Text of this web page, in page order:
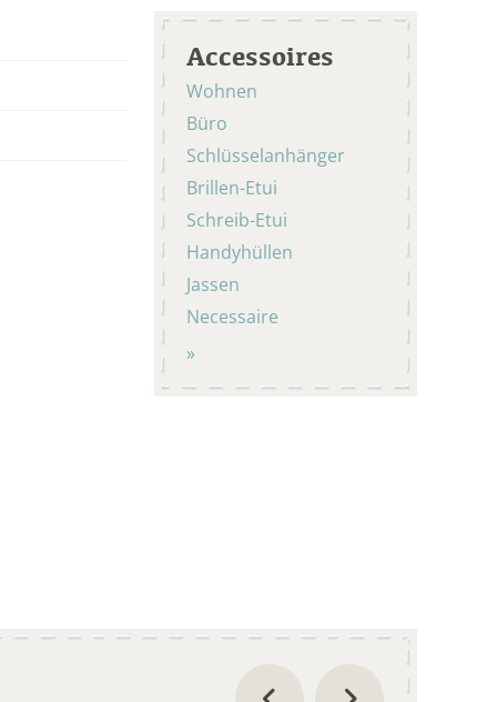
Accessoires
Wohnen
Büro
Schlüsselanhänger
Brillen-Etui
Schreib-Etui
Handyhüllen
Jassen
Necessaire